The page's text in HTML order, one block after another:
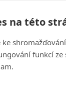
na této
funkcí